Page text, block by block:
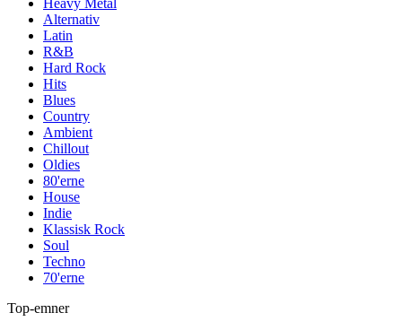
Heavy Metal
Alternativ
Latin
R&B
Hard Rock
Hits
Blues
Country
Ambient
Chillout
Oldies
80'erne
House
Indie
Klassisk Rock
Soul
Techno
70'erne
Top-emner